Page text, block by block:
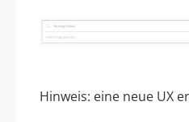
Hinweis: eine neue UX